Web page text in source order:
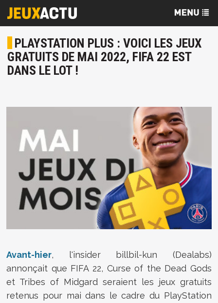
PLAYSTATION PLUS : VOICI LES JEUX
GRATUITS DE MAI 2022, FIFA 22 EST
DANS LE LOT !
Avant-hier, l'insider billbil-kun (Dealabs)
annonçait que FIFA 22, Curse of the Dead Gods
et Tribes of Midgard seraient les jeux gratuits
retenus pour mai dans le cadre du PlayStation